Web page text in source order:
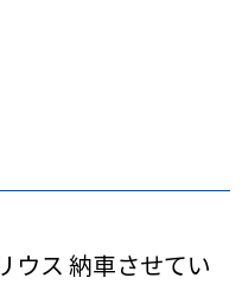
ウス 納車させてい